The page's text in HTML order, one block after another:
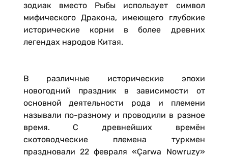
зодиак вместо Рыбы использует символ
мифического Дракона, имеющего глубокие
исторические корни в более древних
легендах народов Китая.
В различные исторические эпохи
новогодний праздник в зависимости от
основной деятельности рода и племени
называли по-разному и проводили в разное
время. С древнейших времён
скотоводческие племена туркмен
праздновали 22 февраля «Çarwa Nowruzy»